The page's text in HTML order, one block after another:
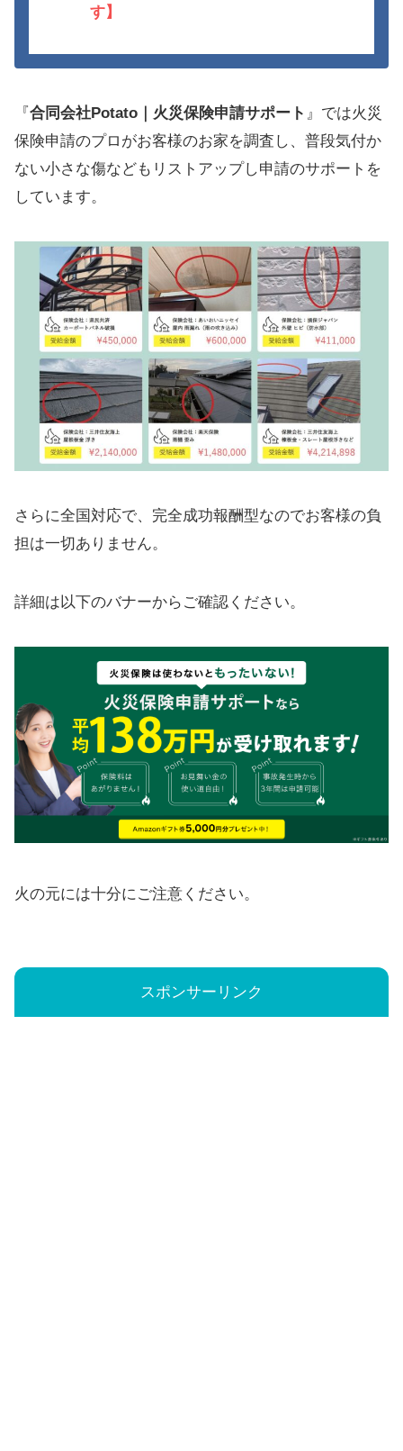
す】
『合同会社Potato｜火災保険申請サポート 』では火災
保険申請のプロがお客様のお家を調査し、普段気付か
ない小さな傷などもリストアップし申請のサポートを
しています。
さらに全国対応で、完全成功報酬型なのでお客様の負
担は一切ありません。
詳細は以下のバナーからご確認ください。
火の元には十分にご注意ください。
スポンサーリンク